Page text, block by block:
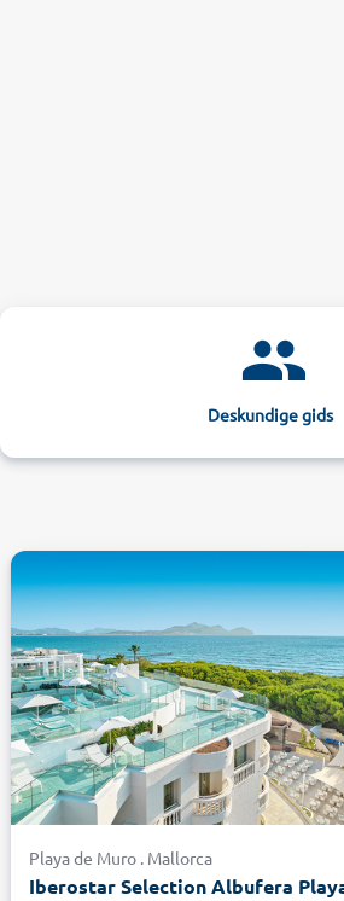
Deskundige gids
Playa de Muro . Mallorca
Iberostar Selection Albufera